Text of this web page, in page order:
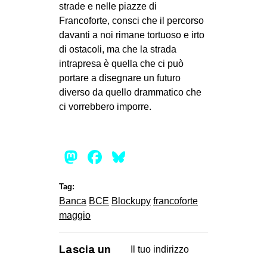
strade e nelle piazze di
Francoforte, consci che il percorso
davanti a noi rimane tortuoso e irto
di ostacoli, ma che la strada
intrapresa è quella che ci può
portare a disegnare un futuro
diverso da quello drammatico che
ci vorrebbero imporre.
Mastodon
Facebook
Tag:
Banca BCE Blockupy francoforte
maggio
Lascia un
Il tuo indirizzo